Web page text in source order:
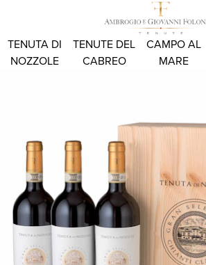
TENUTA DI
NOZZOLE
TENUTE DEL
CABREO
CAMPO AL
MARE